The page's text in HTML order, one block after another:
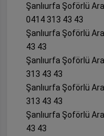
Şanlıurfa Şoförlü
0414 313 43 43
Şanlıurfa Şoförlü
43 43
Şanlıurfa Şoförlü
313 43 43
Şanlıurfa Şoförlü
313 43 43
Şanlıurfa Şoförlü
43 43